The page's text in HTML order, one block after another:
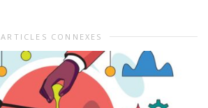
ARTICLES CONNEXES